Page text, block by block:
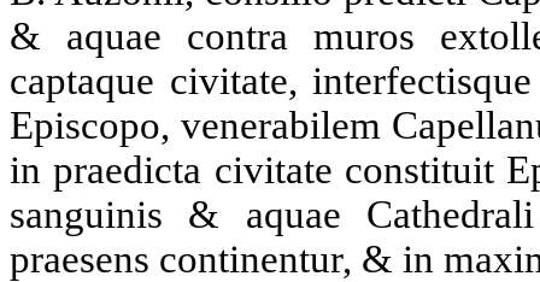
& aquae contra muros
captaque civitate,
Episcopo, venerabilem
in praedicta civitate constituit
sanguinis & aquae
praesens continentur, & in